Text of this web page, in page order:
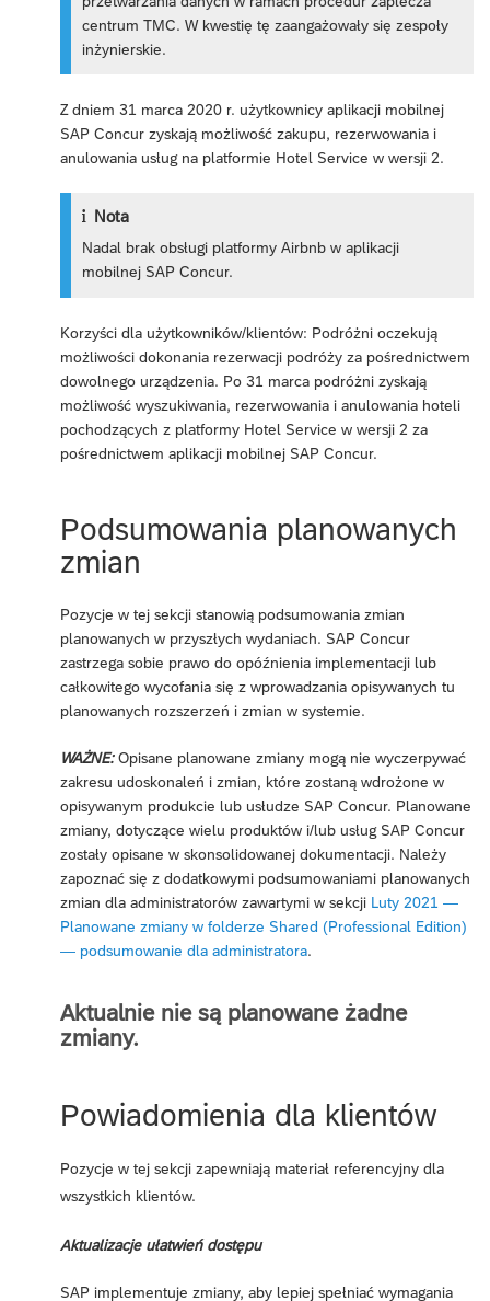
centrum TMC. W kwestię tę zaangażowały się zespoły
inżynierskie.
Z dniem 31 marca 2020 r. użytkownicy aplikacji mobilnej
SAP Concur zyskają możliwość zakupu, rezerwowania i
anulowania usług na platformie Hotel Service w wersji 2.
Nota
Nadal brak obsługi platformy Airbnb w aplikacji
mobilnej SAP Concur.
Korzyści dla użytkowników/klientów: Podróżni oczekują
możliwości dokonania rezerwacji podróży za pośrednictwem
dowolnego urządzenia. Po 31 marca podróżni zyskają
możliwość wyszukiwania, rezerwowania i anulowania hoteli
pochodzących z platformy Hotel Service w wersji 2 za
pośrednictwem aplikacji mobilnej SAP Concur.
Podsumowania planowanych
zmian
Pozycje w tej sekcji stanowią podsumowania zmian
planowanych w przyszłych wydaniach. SAP Concur
zastrzega sobie prawo do opóźnienia implementacji lub
całkowitego wycofania się z wprowadzania opisywanych tu
planowanych rozszerzeń i zmian w systemie.
WAŻNE:Opisane planowane zmiany mogą nie wyczerpywać
zakresu udoskonaleń i zmian, które zostaną wdrożone w
opisywanym produkcie lub usłudze SAP Concur. Planowane
zmiany, dotyczące wielu produktów i/lub usług SAP Concur
zostały opisane w skonsolidowanej dokumentacji. Należy
zapoznać się z dodatkowymi podsumowaniami planowanych
zmian dla administratorów zawartymi w sekcji Luty 2021 —
Planowane zmiany w folderze Shared (Professional Edition)
— podsumowanie dla administratora.
Aktualnie nie są planowane żadne
zmiany.
Powiadomienia dla klientów
Pozycje w tej sekcji zapewniają materiał referencyjny dla
wszystkich klientów.
Aktualizacje ułatwień dostępu
SAP implementuje zmiany, aby lepiej spełniać wymagania